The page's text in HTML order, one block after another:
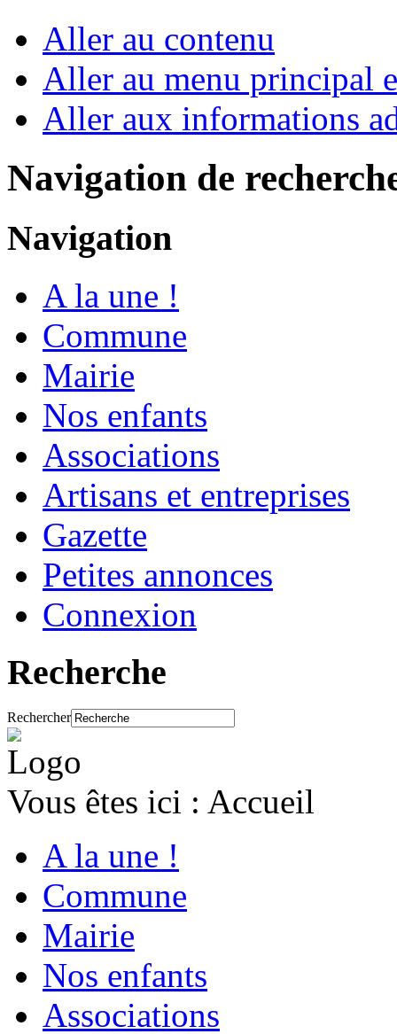
Aller au contenu
Aller au menu principal
Aller aux informations
Navigation de
Navigation
A la une !
Commune
Mairie
Nos enfants
Associations
Artisans et entreprises
Gazette
Petites annonces
Connexion
Recherche
Rechercher
Vous êtes ici : Accueil
A la une !
Commune
Mairie
Nos enfants
Associations